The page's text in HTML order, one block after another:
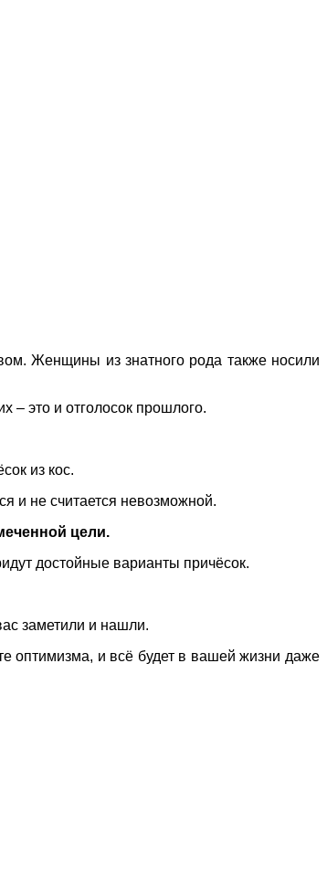
Женщины из знатного рода также носили
– это и отголосок прошлого.
из кос.
и не считается невозможной.
цели.
достойные варианты причёсок.
заметили и нашли.
оптимизма, и всё будет в вашей жизни даже